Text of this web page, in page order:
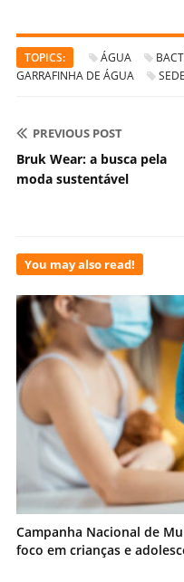
TOPICS: ÁGUA
GARRAFINHA DE ÁGUA
SEDE
PREVIOUS POST
Bruk Wear: a busca pela
moda sustentável
You may also read!
Campanha Nacional de
foco em crianças e